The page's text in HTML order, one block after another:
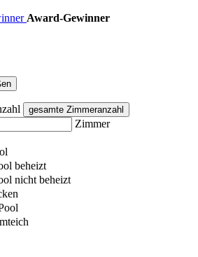
Award-Gewinner
gesamte Zimmeranzahl
Zimmer
beheizt
nicht beheizt